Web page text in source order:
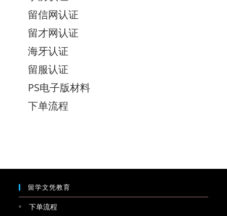
留信网认证
留才网认证
海牙认证
留服认证
PS电子版材料
下单流程
留学文凭教育
下单流程